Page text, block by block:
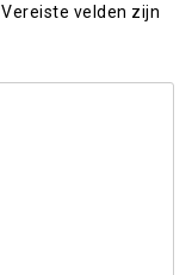
Vereiste velden zijn